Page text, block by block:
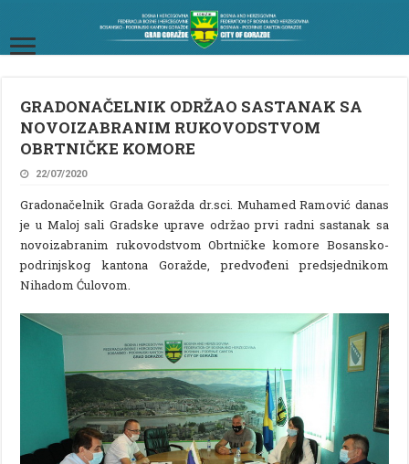
GRADONAČELNIK ODRŽAO SASTANAK SA
NOVOIZABRANIM RUKOVODSTVOM
OBRTNIČKE KOMORE
22/07/2020
Gradonačelnik Grada Goražda dr.sci. Muhamed Ramović danas
je u Maloj sali Gradske uprave održao prvi radni sastanak sa
novoizabranim rukovodstvom Obrtničke komore Bosansko-
podrinjskog kantona Goražde, predvođeni predsjednikom
Nihadom Ćulovom.